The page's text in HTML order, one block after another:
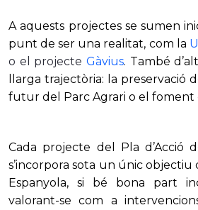
A aquests projectes se sumen
punt de ser una realitat, com la
o el projecte Gàvius. També
llarga trajectòria: la preservació
futur del Parc Agrari o el foment
Cada projecte del Pla d’Acció
s’incorpora sota un únic objectiu
Espanyola, si bé bona part
valorant-se com a